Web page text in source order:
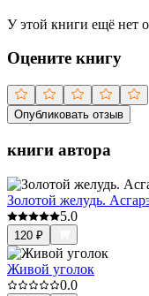
У этой книги ещё нет
Оцените книгу
Опубликовать отзыв
книги автора
Золотой желудь.
5.0
120 ₽
Живой уголок
0.0